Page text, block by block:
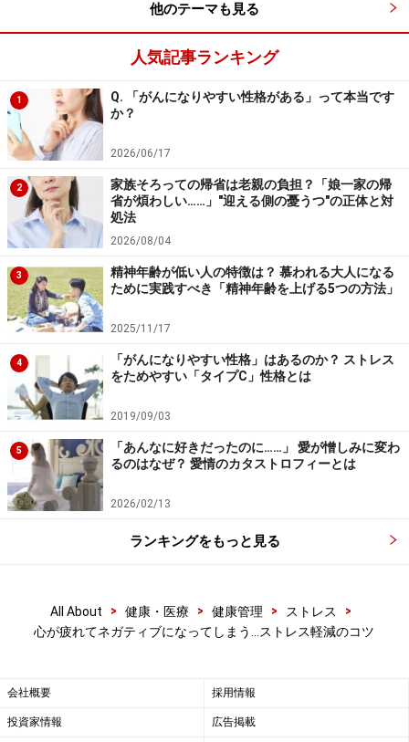
悪天候を避けることができないように、ストレスから
100％逃れることもできません。だからこそ、
かにストレスを軽くする小さな工夫をたくさん取り入れ
る
ことが大切です。
日々生じるストレスに振り回されなくなれば、もっと有
意義なことに時間とエネルギーを使うことができるでし
ょう。すると、心はとても楽になり、人生を何倍も楽し
く感じられると思います。
【関連記事】
理想にこだわり息苦しくなっていませんか？
日常の小さなイライラ「デイリーハッスル」を解
消！
「ちょっと聞いて！」の一言が大切な心のケアにな
る訳
ストレスチェック・自己診断
※記事内容は執筆時点のものです。最新の内容をご確認くださ
※当サイトにおける医師・医療従事者等による情報の提供は、診
断・治療行為ではありません。診断・治療を必要とする方は、適
のではありません。当サイトで提供する情報に基づいて被ったい
かなる損害についても、当社、各ガイド、その他当社と契約した
他のテーマも見る
人気記事ランキング
1
Q. 「がんになりやすい性格がある」って本当です
か？
2026/06/17
2
家族そろっての帰省は老親の負担？「娘一家の帰
省が煩わしい……」"迎える側の憂うつ"の正体と対
処法
2026/08/04
3
精神年齢が低い人の特徴は？ 慕われる大人になる
ために実践すべき「精神年齢を上げる5つの方法」
2025/11/17
4
「がんになりやすい性格」はあるのか？ ストレス
をためやすい「タイプC」性格とは
2019/09/03
5
「あんなに好きだったのに……」 愛が憎しみに変わ
るのはなぜ？ 愛情のカタストロフィーとは
2026/02/13
ランキングをもっと見る
All About > 健康・医療 > 健康管理 > ストレス
>
心が疲れてネガティブになってしまう…ストレス軽減のコツ
会社概要 採用情報
投資家情報 広告掲載